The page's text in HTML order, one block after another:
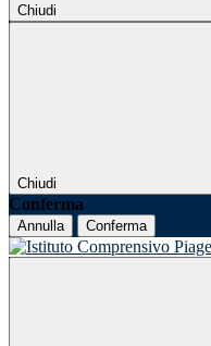
Chiudi
Chiudi
Conferma
Annulla Conferma